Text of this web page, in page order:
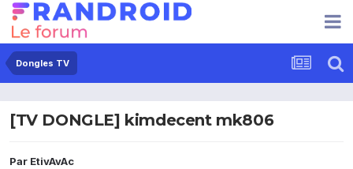
Dongles TV
[TV DONGLE] kimdecent mk806
Par EtivAvAc